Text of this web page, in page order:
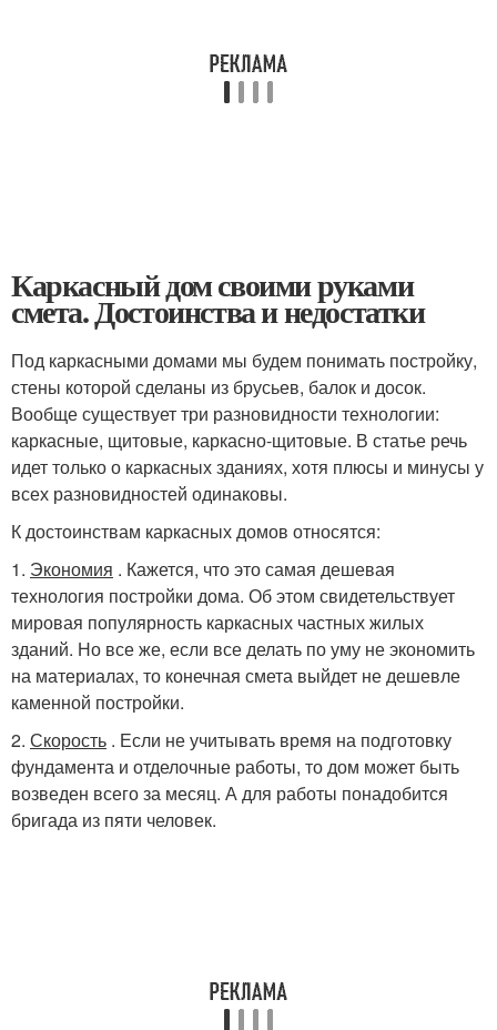
Каркасный дом своими руками
смета. Достоинства и недостатки
Под каркасными домами мы будем понимать постройку,
стены которой сделаны из брусьев, балок и досок.
Вообще существует три разновидности технологии:
каркасные, щитовые, каркасно-щитовые. В статье речь
идет только о каркасных зданиях, хотя плюсы и минусы у
всех разновидностей одинаковы.
К достоинствам каркасных домов относятся:
1. Экономия . Кажется, что это самая дешевая
технология постройки дома. Об этом свидетельствует
мировая популярность каркасных частных жилых
зданий. Но все же, если все делать по уму не экономить
на материалах, то конечная смета выйдет не дешевле
каменной постройки.
2. Скорость . Если не учитывать время на подготовку
фундамента и отделочные работы, то дом может быть
возведен всего за месяц. А для работы понадобится
бригада из пяти человек.